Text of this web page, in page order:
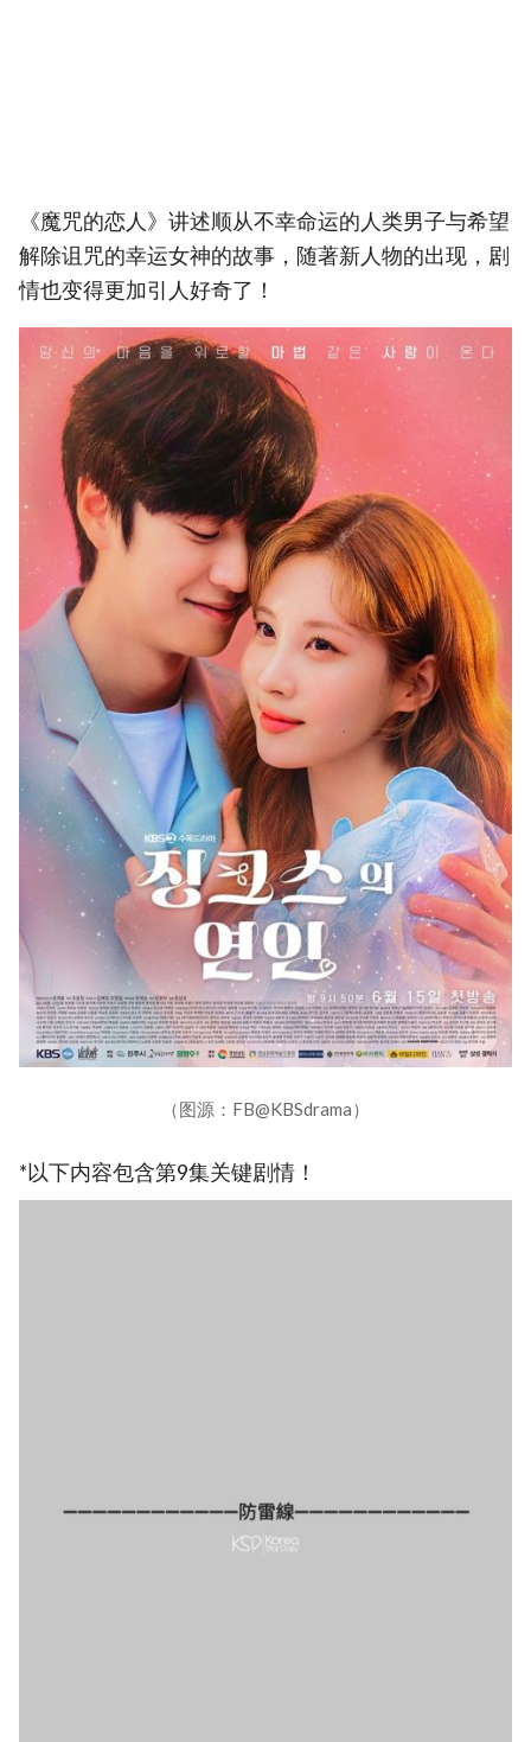
《魔咒的恋人》讲述顺从不幸命运的人类男子与希望
解除诅咒的幸运女神的故事，随著新人物的出现，剧
情也变得更加引人好奇了！
（图源：FB@KBSdrama）
*以下内容包含第9集关键剧情！